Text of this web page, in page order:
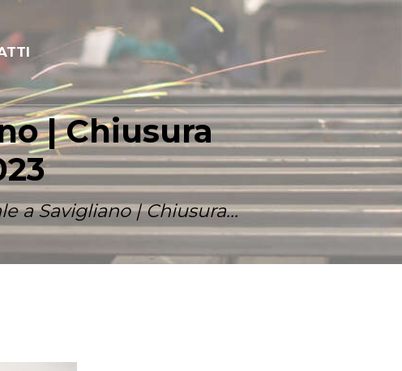
| Chiusura
a Savigliano | Chiusura...